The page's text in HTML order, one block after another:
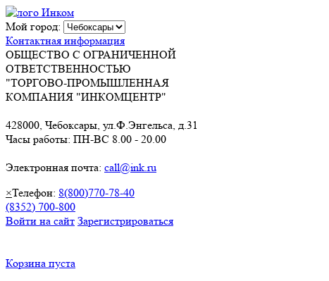
Мой город:
Контактная информация
ОБЩЕСТВО С ОГРАНИЧЕННОЙ
ОТВЕТСТВЕННОСТЬЮ
"ТОРГОВО-ПРОМЫШЛЕННАЯ
КОМПАНИЯ "ИНКОМЦЕНТР"
428000, Чебоксары, ул.Ф.Энгельса, д.31
Часы работы: ПН-ВС 8.00 - 20.00
Электронная почта: call@ink.ru
×Телефон: 8(800)770-78-40
(8352) 700-800
Войти на сайт Зарегистрироваться
Корзина пуста